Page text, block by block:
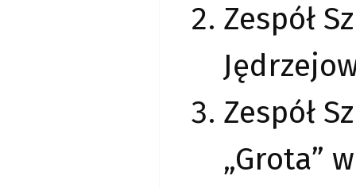
Zespół
Zespół
„Grota”